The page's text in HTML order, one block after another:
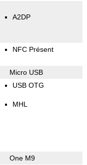
A2DP
NFC Présent
Micro USB
USB OTG
MHL
One M9